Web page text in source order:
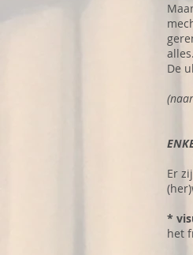
alles.
De
Er
*
het